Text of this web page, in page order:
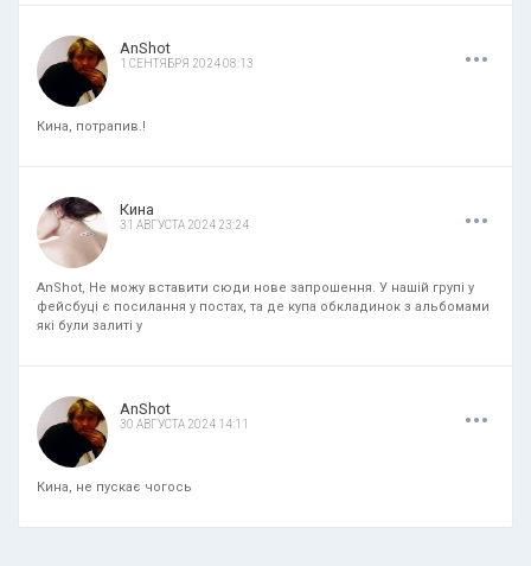
AnShot
1 СЕНТЯБРЯ 2024 08:13 ...
Кина, потрапив.!
Кина
31 АВГУСТА 2024 23:24 ...
AnShot, Не можу вставити сюди нове запрошення. У нашій групі у
фейсбуці є посилання у постах, та де купа обкладинок з альбомами
які були залиті у
AnShot
30 АВГУСТА 2024 14:11 ...
Кина, не пускає чогось